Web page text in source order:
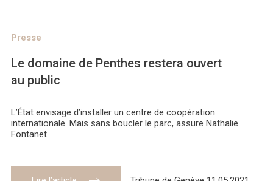
Presse
Le domaine de Penthes restera ouvert
au public
L’État envisage d’installer un centre de coopération
internationale. Mais sans boucler le parc, assure Nathalie
Fontanet.